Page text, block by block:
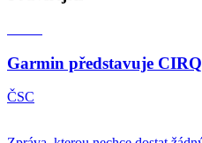
Garmin představuje
ČSC